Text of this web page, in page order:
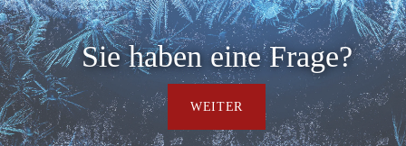
Sie haben eine Frage?
WEITER